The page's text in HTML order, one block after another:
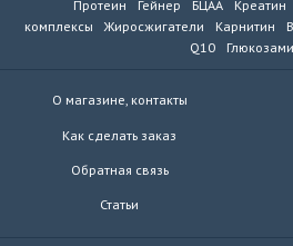
Протеин Гейнер БЦАА Креатин
комплексы
Жиросжигатели Карнитин
Q10
О магазине, контакты
Как сделать заказ
Обратная связь
Статьи